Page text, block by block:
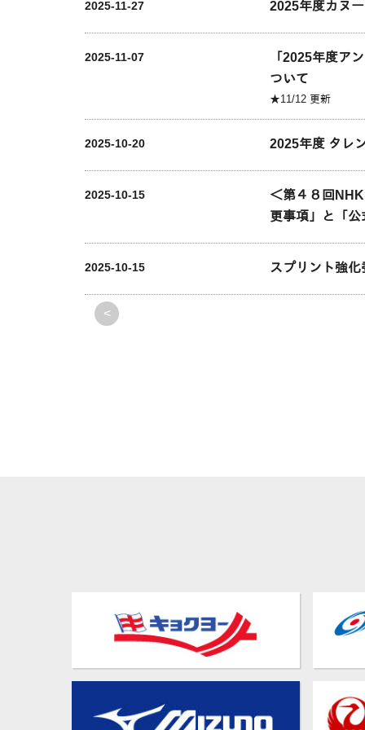
2025-11-27 2025年度カヌ
2025-11-07
「2025年度ア
ついて
★11/12 更新
2025-10-20 2025年度 タレ
2025-10-15
＜第４８回
更事項」と「
2025-10-15 スプリント強
<